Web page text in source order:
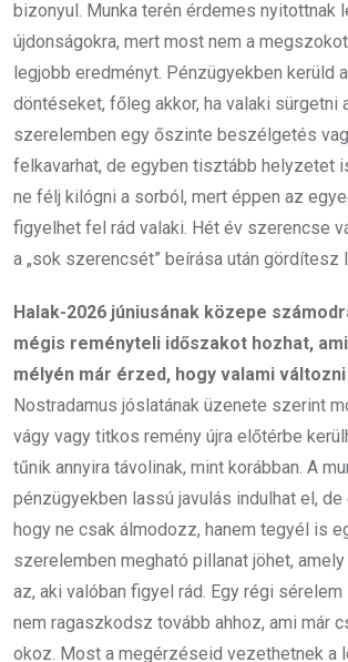
bizonyul. Munka terén érdemes nyitottnak
újdonságokra, mert most nem a
legjobb eredményt. Pénzügyekben kerüld
döntéseket, főleg akkor, ha valaki sürgetni
szerelemben egy őszinte beszélgetés
felkavarhat, de egyben tisztább helyzetet
ne félj kilógni a sorból, mert éppen az
figyelhet fel rád valaki. Hét év szerencse
a „sok szerencsét” beírása után gördítesz
Halak-2026 júniusának közepe
mégis reményteli időszakot hozhat,
mélyén már érzed, hogy valami
Nostradamus jóslatának üzenete szerint
vágy vagy titkos remény újra előtérbe
tűnik annyira távolinak, mint korábban. A
pénzügyekben lassú javulás indulhat el,
hogy ne csak álmodozz, hanem tegyél is
szerelemben megható pillanat jöhet,
az, aki valóban figyel rád. Egy régi sérelem
nem ragaszkodsz tovább ahhoz, ami már
okoz. Most a megérzéseid vezethetnek a